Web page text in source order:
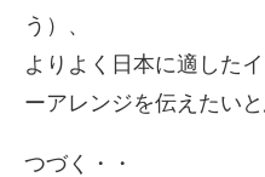
う）、
よりよく日本に適した
ーアレンジを伝えたいと
つづく・・